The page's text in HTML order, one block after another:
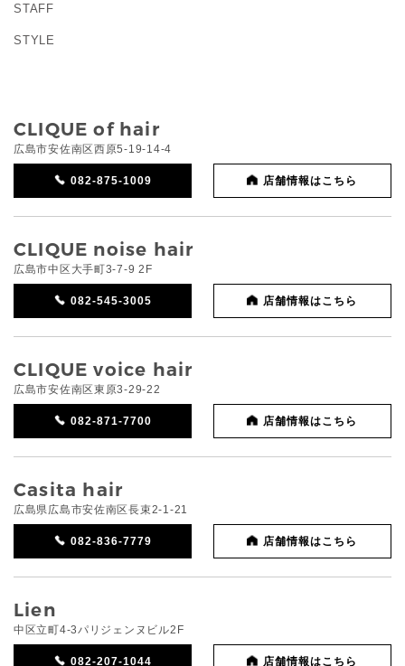
STAFF
STYLE
CLIQUE of hair
広島市安佐南区西原5-19-14-4
082-875-1009 店舗情報はこちら
CLIQUE noise hair
広島市中区大手町3-7-9 2F
082-545-3005 店舗情報はこちら
CLIQUE voice hair
広島市安佐南区東原3-29-22
082-871-7700 店舗情報はこちら
Casita hair
広島県広島市安佐南区長束2-1-21
082-836-7779 店舗情報はこちら
Lien
中区立町4-3パリジェンヌビル2F
082-207-1044 店舗情報はこちら